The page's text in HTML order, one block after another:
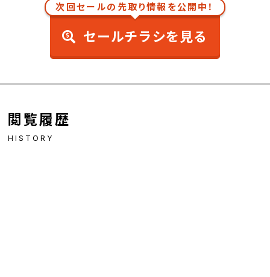
次回セールの先取り情報を公開中！
セールチラシを見る
閲覧履歴
HISTORY